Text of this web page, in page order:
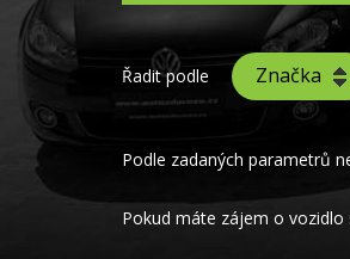
Řadit podle Značka
Podle zadaných parametrů
Pokud máte zájem o